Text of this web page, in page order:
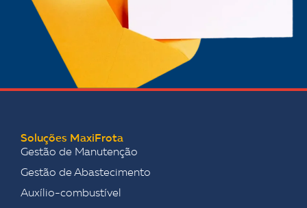
Soluções MaxiFrota
Gestão de Manutenção
Gestão de Abastecimento
Auxílio-combustível